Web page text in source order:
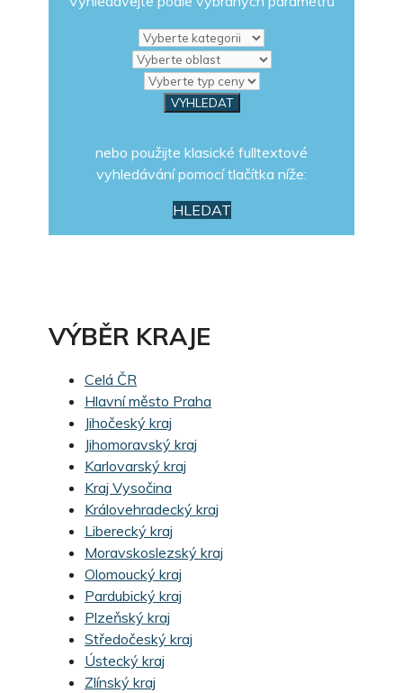
nebo použijte klasické fulltextové
vyhledávání pomocí tlačítka níže:
HLEDAT
VÝBĚR KRAJE
Celá ČR
Hlavní město Praha
Jihočeský kraj
Jihomoravský kraj
Karlovarský kraj
Kraj Vysočina
Královehradecký kraj
Liberecký kraj
Moravskoslezský kraj
Olomoucký kraj
Pardubický kraj
Plzeňský kraj
Středočeský kraj
Ústecký kraj
Zlínský kraj